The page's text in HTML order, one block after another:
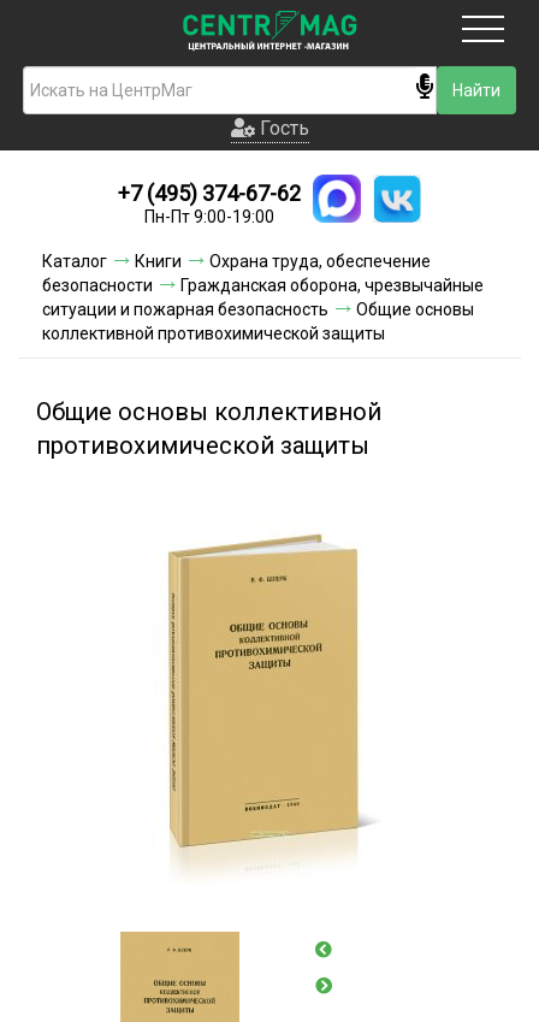
Гость
Новинки
Условия доставки
Условия оплаты
Акции и скидки
Гость
+7 (495) 374-67-62
Пн-Пт 9:00-19:00
Каталог Книги
Охрана труда, обеспечение
безопасности
Гражданская оборона, чрезвычайные
ситуации и пожарная безопасность
Общие основы
коллективной противохимической защиты
Общие основы коллективной
противохимической защиты